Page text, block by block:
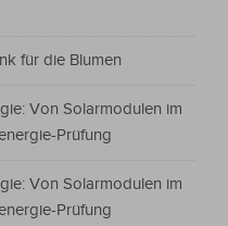
für die Blumen
Von Solarmodulen im
Prüfung
Von Solarmodulen im
Prüfung